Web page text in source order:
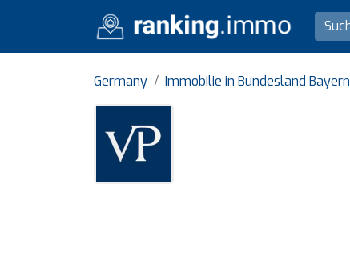
Germany Immobilie in Bundesland Bayern